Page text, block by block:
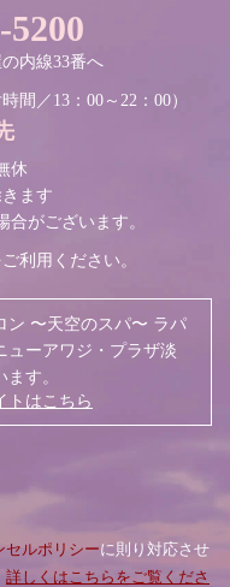
5200
内線33番へ
時間／13：00～22：00）
休
ます
がございます。
利用ください。
ン 〜天空のスパ〜 ラパ
ューアワジ・プラザ淡
す。
トはこちら
セルポリシーに則り対応させ
詳しくはこちらをご覧くださ